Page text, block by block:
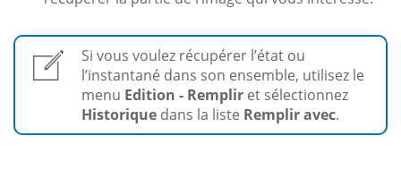
Si vous voulez récupérer l’état ou
l’instantané dans son ensemble, utilisez le
menu Edition - Remplir et sélectionnez
Historique dans la liste Remplir avec.